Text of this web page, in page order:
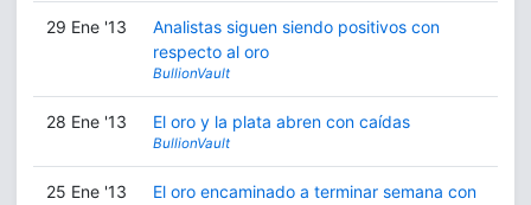
29 Ene '13
Analistas siguen siendo positivos con
respecto al oro
BullionVault
28 Ene '13 El oro y la plata abren con caídas
BullionVault
25 Ene '13
El oro encaminado a terminar semana con